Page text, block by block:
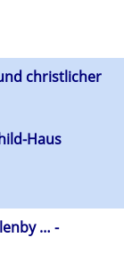
christlicher
Haus
… -